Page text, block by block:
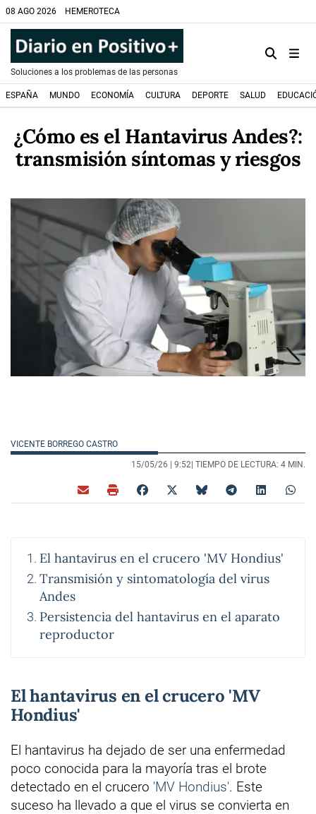
08 AGO 2026 HEMEROTECA
Soluciones a los problemas de las personas
ESPAÑA MUNDO ECONOMÍA CULTURA DEPORTE SALUD
¿Cómo es el Hantavirus Andes?:
transmisión síntomas y riesgos
VICENTE BORREGO CASTRO
15/05/26 | 9:52 | TIEMPO DE LECTURA: 4 MIN.
El hantavirus en el crucero 'MV Hondius'
Transmisión y sintomatología del virus
Andes
Persistencia del hantavirus en el aparato
reproductor
El hantavirus en el crucero 'MV
Hondius'
El hantavirus ha dejado de ser una enfermedad
poco conocida para la mayoría tras el brote
detectado en el crucero 'MV Hondius'. Este
suceso ha llevado a que el virus se convierta en